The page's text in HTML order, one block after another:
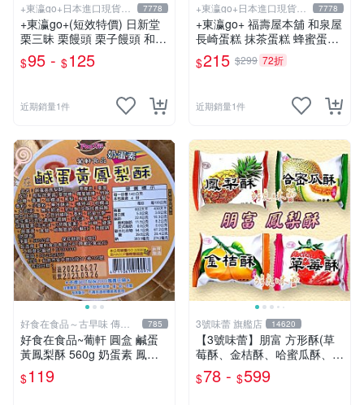
+東瀛go+日本進口現貨在
台灣
7778
+東瀛go+(短效特價) 日新堂
栗三昧 栗饅頭 栗子饅頭 和菓
子 日式點心 半生果子 日式甜
點 日本進口
$95 - $125
近期銷量1件
+東瀛go+日本進口現貨在
台灣
7778
+東瀛go+ 福壽屋本舖 和泉屋
長崎蛋糕 抹茶蛋糕 蜂蜜蛋糕
黑糖蛋糕 10切 福壽屋本舖 蛋
糕條
$215 $299 72折
近期銷量1件
好食在食品～古早味 傳統
美食
785
好食在食品~葡軒 圓盒 鹹蛋
黃鳳梨酥 560g 奶蛋素 鳳梨
酥 鹹蛋黃 零食 點心
$119
3號味蕾 旗艦店 14620
【3號味蕾】朋富 方形酥(草
莓酥、金桔酥、哈蜜瓜酥、原
味鳳梨酥) 300克︱600克︱
量販3000克 綿密酥軟口感 中
$78 - $599